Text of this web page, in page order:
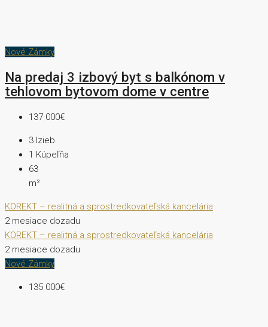
Nové Zámky
Na predaj 3 izbový byt s balkónom v
tehlovom bytovom dome v centre
137 000€
3 Izieb
1 Kúpeľňa
63
m²
KOREKT – realitná a sprostredkovateľská kancelária
2 mesiace dozadu
KOREKT – realitná a sprostredkovateľská kancelária
2 mesiace dozadu
Nové Zámky
135 000€